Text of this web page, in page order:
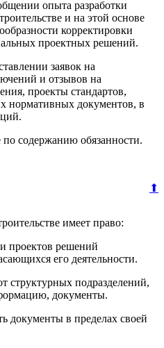
опыта разработки
и на этой основе
корректировки
проектных решений.
заявок на
и отзывов на
проекты стандартов,
нормативных документов, в
содержанию обязанности.
⬆
имеет право:
проектов решений
его деятельности.
структурных подразделений,
документы.
документы в пределах своей